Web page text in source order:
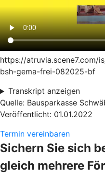
https://atruvia.scene7.com/
bsh-gema-frei-082025-bf
Transkript anzeigen
Quelle: Bausparkasse
Veröffentlicht: 01.01.2022
Termin vereinbaren
Sichern Sie sich
gleich mehrere